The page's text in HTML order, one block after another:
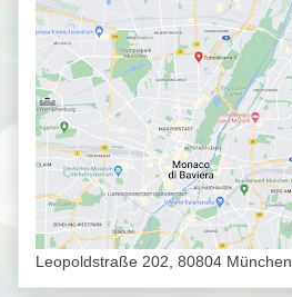
Leopoldstraße 202, 80804 München